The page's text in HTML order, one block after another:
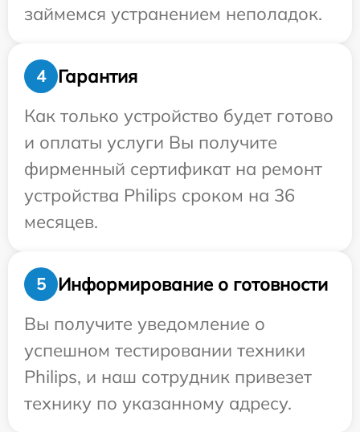
займемся устранением неполадок.
4
Гарантия
Как только устройство будет готово
и оплаты услуги Вы получите
фирменный сертификат на ремонт
устройства Philips сроком на 36
месяцев.
5
Информирование о готовности
Вы получите уведомление о
успешном тестировании техники
Philips, и наш сотрудник привезет
технику по указанному адресу.